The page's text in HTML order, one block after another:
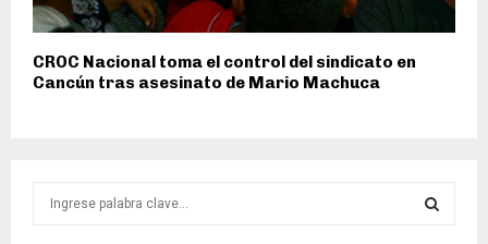
CROC Nacional toma el control del sindicato en
Cancún tras asesinato de Mario Machuca